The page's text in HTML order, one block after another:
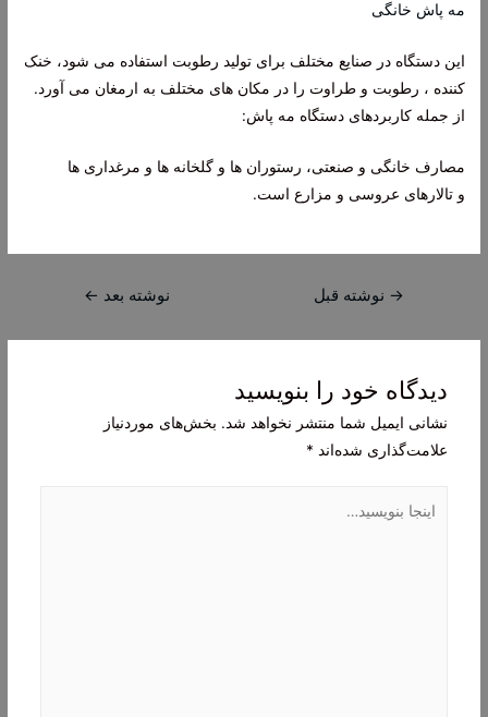
مه پاش خانگی
این دستگاه در صنایع مختلف برای تولید رطوبت استفاده می شود، خنک
کننده ، رطوبت و طراوت را در مکان های مختلف به ارمغان می آورد.
از جمله کاربردهای دستگاه مه پاش:
مصارف خانگی و صنعتی، رستوران ها و گلخانه ها و مرغداری ها
و تالارهای عروسی و مزارع است.
راهبری
→ نوشته قبل نوشته بعد ←
دیدگاه‌ خود را بنویسید
نشانی ایمیل شما منتشر نخواهد شد. بخش‌های موردنیاز
علامت‌گذاری شده‌اند *
بنویسید…